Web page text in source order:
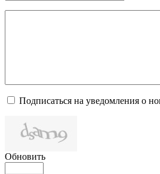
Подписаться на уведомления о
Обновить